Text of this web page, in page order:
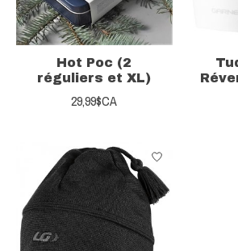
Hot Poc (2
réguliers et XL)
29,99$CA